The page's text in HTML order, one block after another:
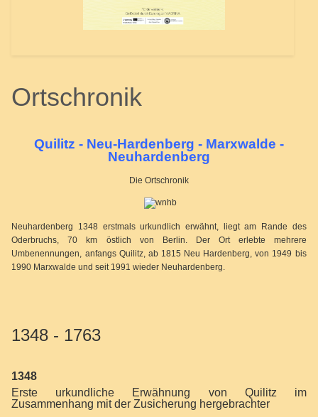
Ortschronik
Quilitz - Neu-Hardenberg - Marxwalde -
Neuhardenberg
Die Ortschronik
Neuhardenberg 1348 erstmals urkundlich erwähnt, liegt am Rande des
Oderbruchs, 70 km östlich von Berlin. Der Ort erlebte mehrere
Umbenennungen, anfangs Quilitz, ab 1815 Neu Hardenberg, von 1949 bis
1990 Marxwalde und seit 1991 wieder Neuhardenberg.
1348 - 1763
1348
Erste urkundliche Erwähnung von Quilitz im
Zusammenhang mit der Zusicherung hergebrachter